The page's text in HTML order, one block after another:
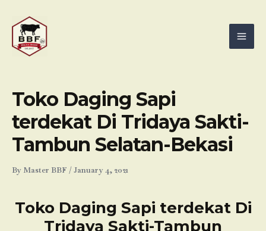
content
Toko Daging Sapi
terdekat Di Tridaya Sakti-
Tambun Selatan-Bekasi
By Master BBF /January 4, 2021
Toko Daging Sapi terdekat Di
Tridaya Sakti-Tambun